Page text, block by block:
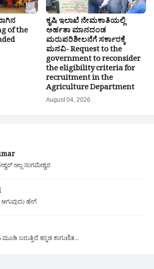
of the
ಕೃಷಿ ಇಲಾಖೆ ನೇಮಕಾತಿಯಲ್ಲಿ
ಅರ್ಹತಾ ಮಾನದಂಡ
ಮರುಪರಿಶೀಲನೆಗೆ ಸರ್ಕಾರಕ್ಕೆ
ಮನವಿ- Request to the
government to reconsider
the eligibility criteria for
recruitment in the
Agriculture Department
August 04, 2026
ಅಲ್ಲ ಸಂಗಮೇಶ್ವರ
ಹೇಗೆ
ಮೂಡಿ ಬರುತ್ತಿದೆ ಕನ್ನಡ ಕಾಗುಣಿತ...